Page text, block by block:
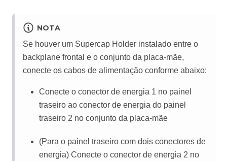
NOTA
Se houver um Supercap Holder instalado entre o
backplane frontal e o conjunto da placa-mãe,
conecte os cabos de alimentação conforme abaixo:
Conecte o conector de energia 1 no painel
traseiro ao conector de energia do painel
traseiro 2 no conjunto da placa-mãe
(Para o painel traseiro com dois conectores de
energia) Conecte o conector de energia 2 no